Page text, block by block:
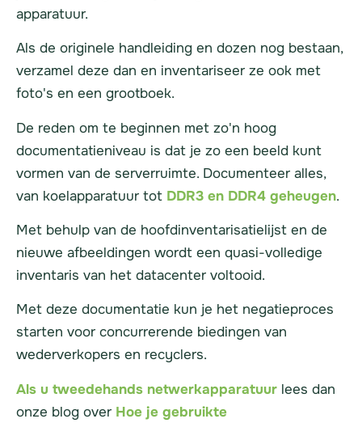
apparatuur.
Als de originele handleiding en dozen nog bestaan,
verzamel deze dan en inventariseer ze ook met
foto's en een grootboek.
De reden om te beginnen met zo'n hoog
documentatieniveau is dat je zo een beeld kunt
vormen van de serverruimte. Documenteer alles,
van koelapparatuur tot DDR3 en DDR4 geheugen.
Met behulp van de hoofdinventarisatielijst en de
nieuwe afbeeldingen wordt een quasi-volledige
inventaris van het datacenter voltooid.
Met deze documentatie kun je het negatieproces
starten voor concurrerende biedingen van
wederverkopers en recyclers.
Als u tweedehands netwerkapparatuur lees dan
onze blog over Hoe je gebruikte